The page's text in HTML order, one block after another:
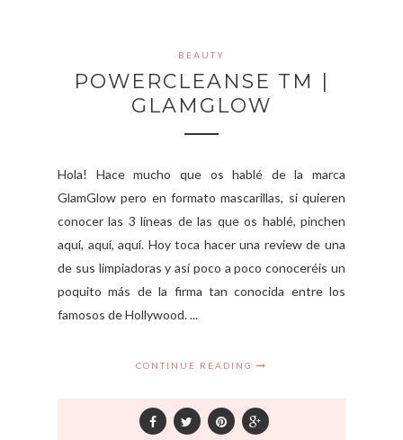
BEAUTY
POWERCLEANSE TM |
GLAMGLOW
Hola! Hace mucho que os hablé de la marca
GlamGlow pero en formato mascarillas, si quieren
conocer las 3 líneas de las que os hablé, pinchen
aquí, aquí, aquí. Hoy toca hacer una review de una
de sus limpiadoras y así poco a poco conoceréis un
poquito más de la firma tan conocida entre los
famosos de Hollywood. ...
CONTINUE READING